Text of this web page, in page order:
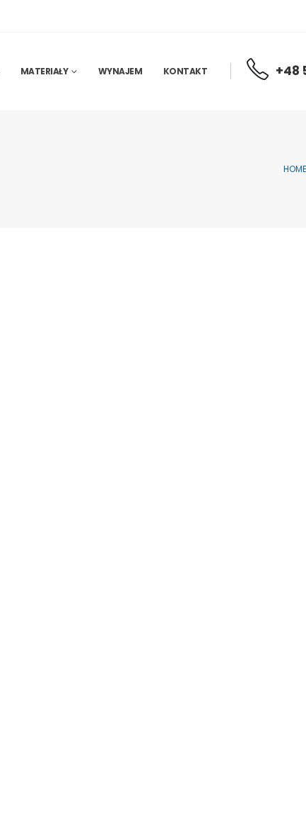
MATERIAŁY WYNAJEM KONTAKT +48
HOME